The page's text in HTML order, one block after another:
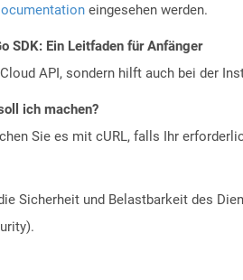
eingesehen werden.
SDK: Ein Leitfaden für Anfänger
API, sondern hilft auch bei der
ich machen?
Sie es mit cURL, falls Ihr
Sicherheit und Belastbarkeit des